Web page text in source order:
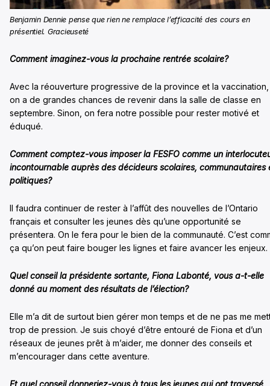
Benjamin Dennie pense que rien ne remplace l’efficacité des cours en
présentiel. Gracieuseté
Comment imaginez-vous la prochaine rentrée scolaire?
Avec la réouverture progressive de la province et la vaccination,
on a de grandes chances de revenir dans la salle de classe en
septembre. Sinon, on fera notre possible pour rester motivé et
éduqué.
Comment comptez-vous imposer la FESFO comme un
incontournable auprès des décideurs scolaires, communautaires
politiques?
Il faudra continuer de rester à l’affût des nouvelles de l’Ontario
français et consulter les jeunes dès qu’une opportunité se
présentera. On le fera pour le bien de la communauté. C’est
ça qu’on peut faire bouger les lignes et faire avancer les enjeux.
Quel conseil la présidente sortante, Fiona Labonté, vous a-t-elle
donné au moment des résultats de l’élection?
Elle m’a dit de surtout bien gérer mon temps et de ne pas me
trop de pression. Je suis choyé d’être entouré de Fiona et d’un
réseaux de jeunes prêt à m’aider, me donner des conseils et
m’encourager dans cette aventure.